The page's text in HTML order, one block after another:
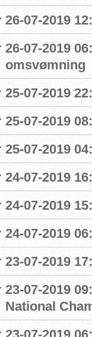
26-07-2019
26-07-2019
omsvømning
25-07-2019
25-07-2019
25-07-2019
24-07-2019
24-07-2019
24-07-2019
23-07-2019
23-07-2019
National